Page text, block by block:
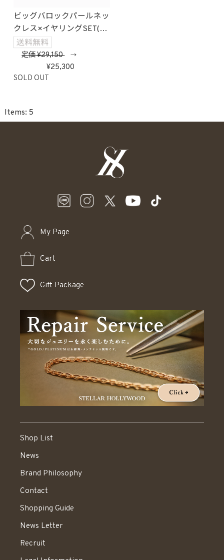
ビッグバロックパールネッ
クレス×イヤリングSET(ホ
ワイト)
定価 29,150→
25,300
SOLD OUT
5
My Page
Cart
Gift Package
Shop List
News
Brand Philosophy
Contact
Shopping Guide
News Letter
Recruit